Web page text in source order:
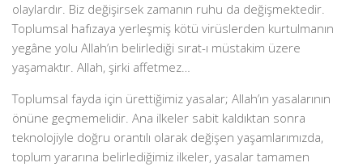
olaylardır. Biz değişirsek zamanın ruhu da değişmektedir.
Toplumsal hafızaya yerleşmiş kötü virüslerden kurtulmanın
yegâne yolu Allah’ın belirlediği sırat-ı müstakim üzere
yaşamaktır. Allah, şirki affetmez…
Toplumsal fayda için ürettiğimiz yasalar; Allah’ın yasalarının
önüne geçmemelidir. Ana ilkeler sabit kaldıktan sonra
teknolojiyle doğru orantılı olarak değişen yaşamlarımızda,
toplum yararına belirlediğimiz ilkeler, yasalar tamamen